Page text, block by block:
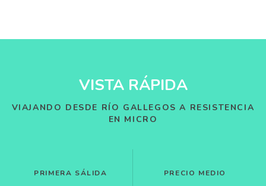
VISTA RÁPIDA
VIAJANDO DESDE RÍO GALLEGOS A RESISTENCIA
EN MICRO
PRIMERA SÁLIDA PRECIO MEDIO